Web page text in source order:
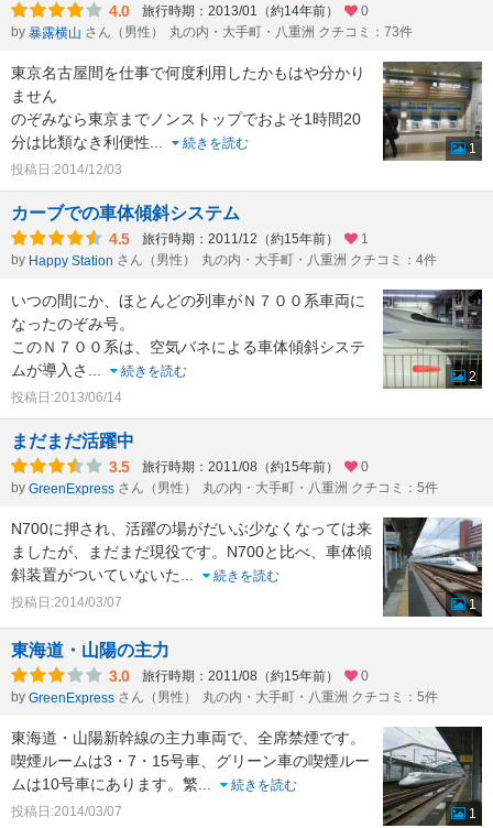
4.0 旅行時期：2013/01（約14年前）
0
by 暴露横山 さん（男性） 丸の内・大手町・八重洲 クチコミ：73件
東京名古屋間を仕事で何度利用したかもはや分かり
ません
のぞみなら東京までノンストップでおよそ1時間20
分は比類なき利便性
続きを読む
投稿日:2014/12/03
1
カーブでの車体傾斜システム
4.5 旅行時期：2011/12（約15年前）
1
by Happy Station さん（男性） 丸の内・大手町・八重洲 クチコミ：4件
いつの間にか、ほとんどの列車がＮ７００系車両に
なったのぞみ号。
このＮ７００系は、空気バネによる車体傾斜システ
ムが導入さ
続きを読む
投稿日:2013/06/14
2
まだまだ活躍中
3.5 旅行時期：2011/08（約15年前）
0
by GreenExpress さん（男性） 丸の内・大手町・八重洲 クチコミ：5件
N700に押され、活躍の場がだいぶ少なくなっては来
ましたが、まだまだ現役です。N700と比べ、車体傾
斜装置がついていないた
続きを読む
投稿日:2014/03/07
1
東海道・山陽の主力
3.0 旅行時期：2011/08（約15年前）
0
by GreenExpress さん（男性） 丸の内・大手町・八重洲 クチコミ：5件
東海道・山陽新幹線の主力車両で、全席禁煙です。
喫煙ルームは3・7・15号車、グリーン車の喫煙ルー
ムは10号車にあります。繁
続きを読む
投稿日:2014/03/07
1